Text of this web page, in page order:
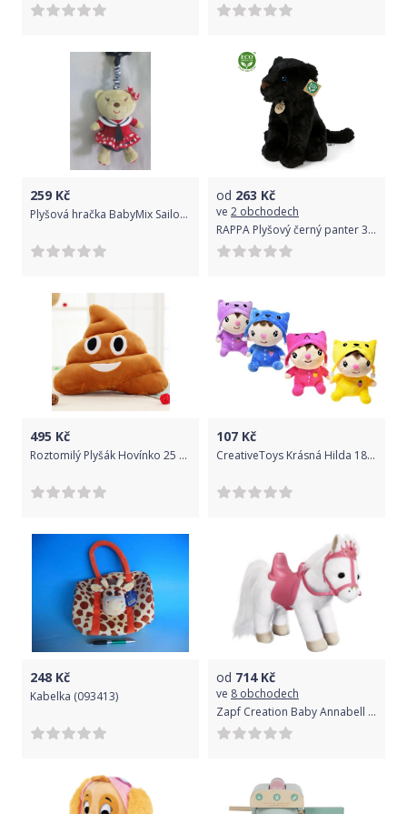
259 Kč
Plyšová hračka BabyMix Sailor Girl
od 263 Kč
ve 2 obchodech
RAPPA Plyšový černý panter 30 cm ECO-FRIENDLY
495 Kč
Roztomilý Plyšák Hovínko 25 cm
107 Kč
CreativeToys Krásná Hilda 18cm
248 Kč
Kabelka (093413)
od 714Kč
ve 8 obchodech
Zapf Creation Baby Annabell Little Sweet Poník 36 cm